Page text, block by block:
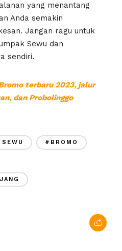
yang menantang
Anda semakin
Jangan ragu untuk
Sewu dan
sendiri.
terbaru 2023, jalur
dan Probolinggo
#BROMO